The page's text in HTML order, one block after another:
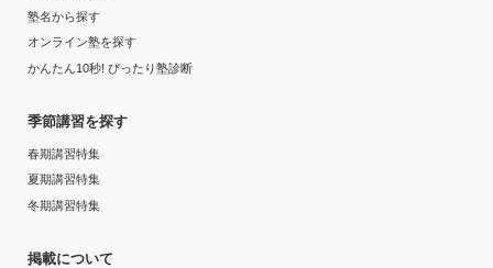
塾名から探す
オンライン塾を探す
かんたん10秒! ぴったり塾診断
季節講習を探す
春期講習特集
夏期講習特集
冬期講習特集
掲載について